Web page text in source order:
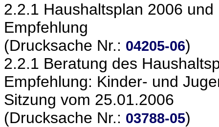
2.2.1 Haushaltsplan 2006
Empfehlung
(Drucksache Nr.: 04205-06)
2.2.1 Beratung des
Empfehlung: Kinder- und
Sitzung vom 25.01.2006
(Drucksache Nr.: 03788-05)